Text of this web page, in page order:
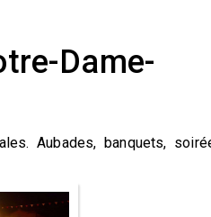
Dame-
Aubades, banquets,